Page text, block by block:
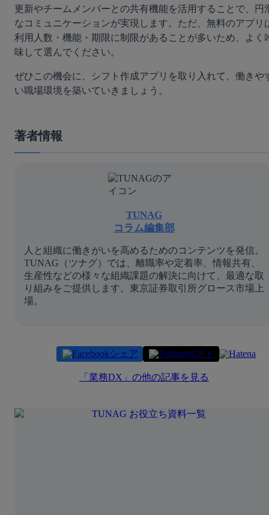
更新やチームメンバーとの共有機能を活用することで、円
なコミュニケーションが実現します。ただ、無料のアプリ
利用人数・機能・期限に制限があることが多いため、よく
味して選んでください。
ぜひこの機会に、シフト作成アプリを取り入れて、働きや
い職場環境を築いていきましょう。
著者情報
TUNAG
コラム編集部
人と組織に働きがいを高めるためのコンテンツを発信。
TUNAG（ツナグ）では、離職率や定着率、情報共有、
生産性などの様々な組織課題の解決に向けて、最適な取
り組みをご提供します。東京証券取引所グロース市場上
場。
シェア ポスト
「 業務DX 」の他の記事を見る